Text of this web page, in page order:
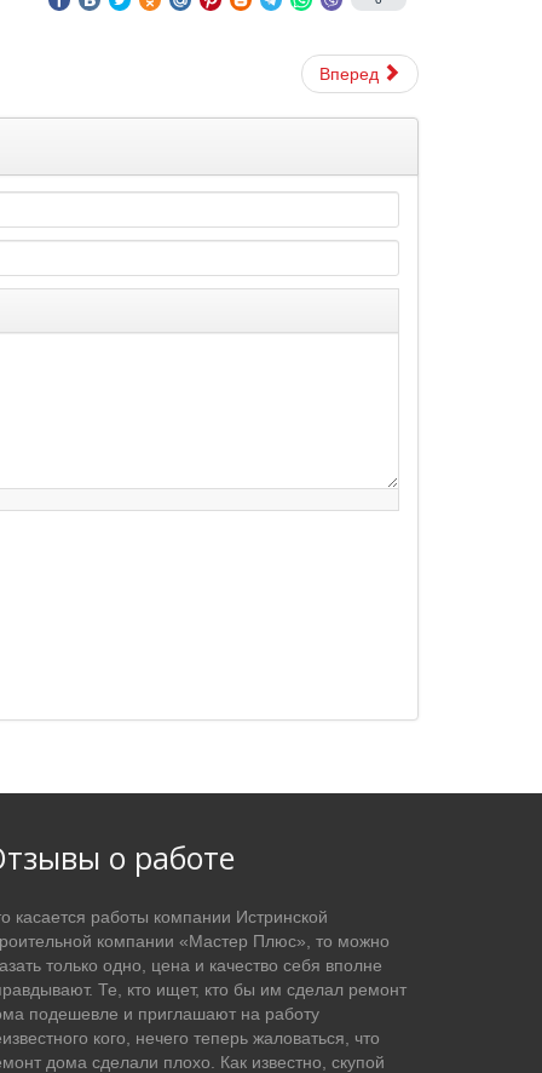
Вперед
о работе
касается работы компании Истринской
компании «Мастер Плюс», то можно
только одно, цена и качество себя вполне
Те, кто ищет, кто бы им сделал ремонт
подешевле и приглашают на работу
кого, нечего теперь жаловаться, что
дома сделали плохо. Как известно, скупой